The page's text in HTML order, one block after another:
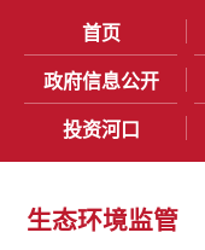
首页
政府信息公开
投资河口
生态环境监管